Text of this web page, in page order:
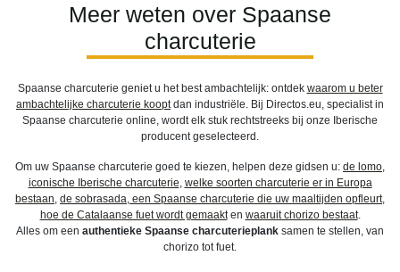
Meer weten over Spaanse
charcuterie
Spaanse charcuterie geniet u het best ambachtelijk: ontdek waarom u beter
ambachtelijke charcuterie kooptdan industriële. Bij Directos.eu, specialist in
Spaanse charcuterie online, wordt elk stuk rechtstreeks bij onze Iberische
producent geselecteerd.
Om uw Spaanse charcuterie goed te kiezen, helpen deze gidsen u: de lomo,
iconische Iberische charcuterie, welke soorten charcuterie er in Europa
bestaan, de sobrasada, een Spaanse charcuterie die uw maaltijden opfleurt,
hoe de Catalaanse fuet wordt gemaakten waaruit chorizo bestaat.
Alles om een authentieke Spaanse charcuterieplank samen te stellen, van
chorizo tot fuet.